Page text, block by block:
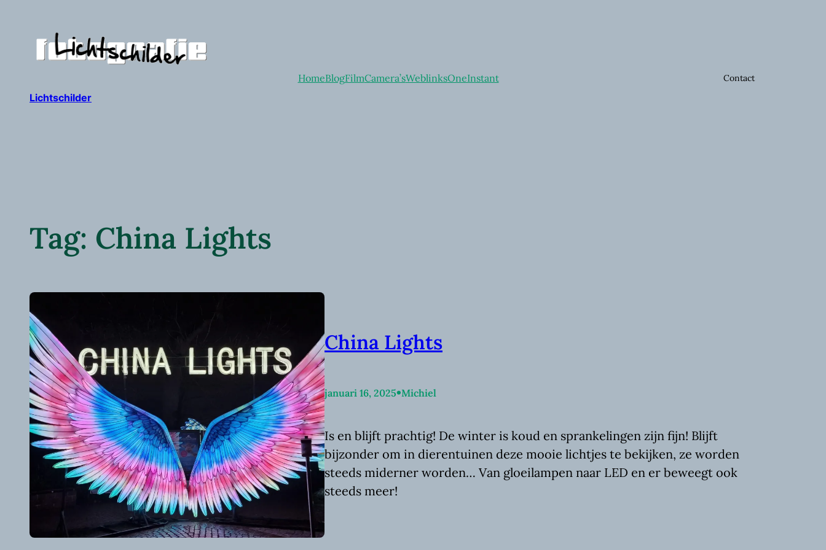
Lichtschilder
HomeBlogFilmCamera’sWeblinksOneInstant Contact
Tag: China Lights
China Lights
januari 16, 2025•Michiel
Is en blijft prachtig! De winter is koud en sprankelingen zijn fijn! Blijft
bijzonder om in dierentuinen deze mooie lichtjes te bekijken, ze worden
steeds miderner worden… Van gloeilampen naar LED en er beweegt ook
steeds meer!